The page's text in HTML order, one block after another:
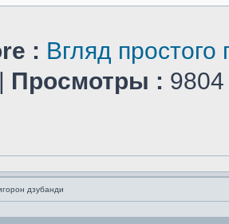
: Вгляд простого
| Просмотры :
дзубанди